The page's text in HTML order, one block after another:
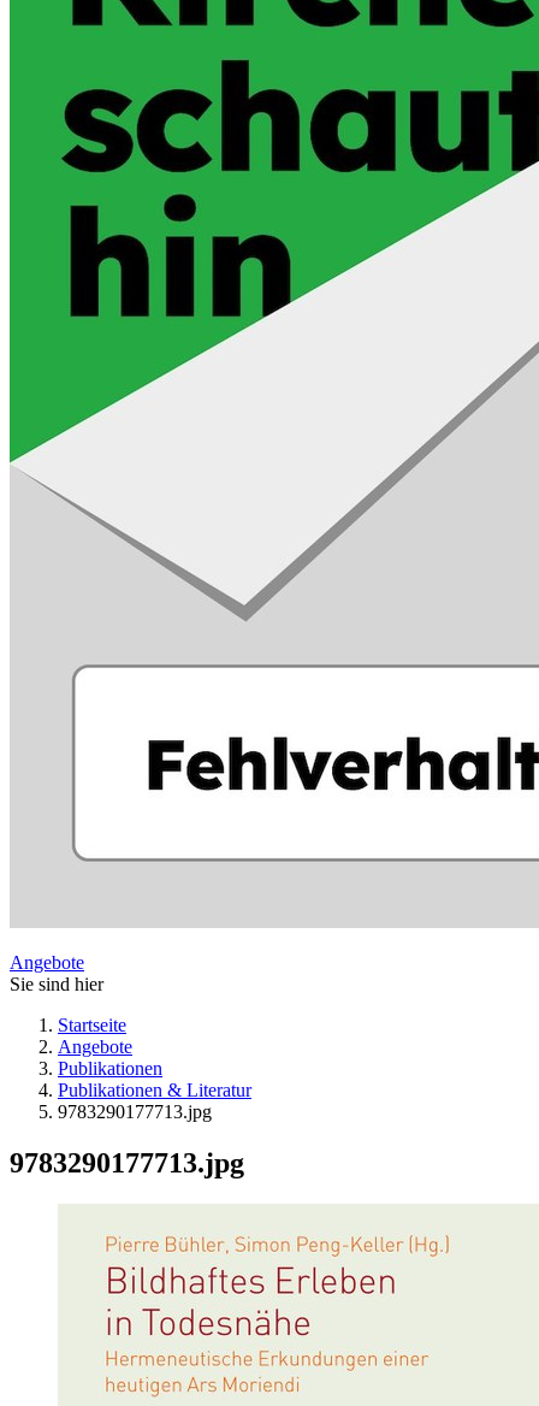
Angebote
Sie sind hier
Startseite
Angebote
Publikationen
Publikationen & Literatur
9783290177713.jpg
9783290177713.jpg